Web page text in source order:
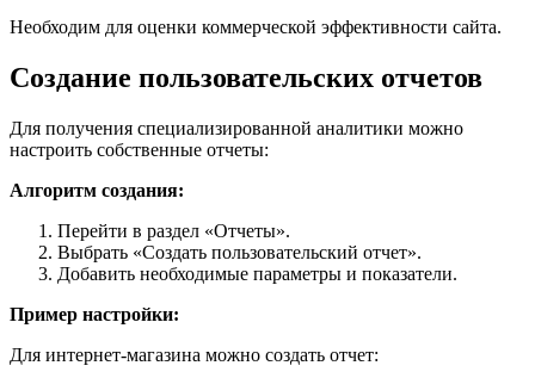
Необходим для оценки коммерческой эффективности сайта.
Создание пользовательских отчетов
Для получения специализированной аналитики можно
настроить собственные отчеты:
Алгоритм создания:
Перейти в раздел «Отчеты».
Выбрать «Создать пользовательский отчет».
Добавить необходимые параметры и показатели.
Пример настройки:
Для интернет-магазина можно создать отчет: